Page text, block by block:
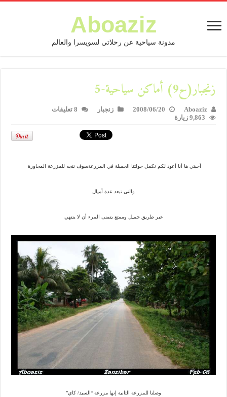
Aboaziz
مدونة سياحية عن رحلاتي لسويسرا والعالم
زنجبار(ح9) أماكن سياحية-5
Aboaziz
2008/06/20 زنجبار
8 تعليقات
9,863 زيارة
أحبتي ها أنا أعود لكم نكمل جولتنا الجميلة في المزرعةسوف نتجه للمزرعة المجاورة
والتي تبعد عدة أميال
عبر طريق جميل وممتع يتمنى المرء أن لا ينتهي
وصلنا للمزرعة الثانية إنها مزرعة “السيد/ كاي”